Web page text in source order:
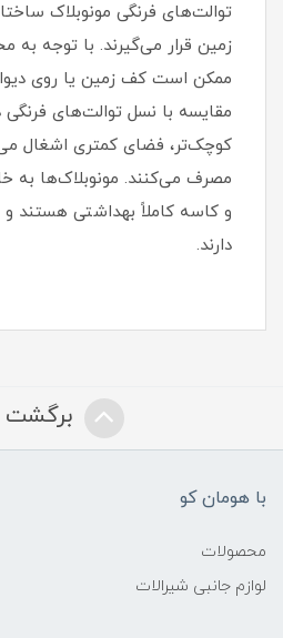
توالت‌های فرنگی مونوبلاک
زمین قرار می‌گیرند. با توجه
ممکن است کف زمین یا روی
مقایسه با نسل توالت‌های
کوچک‌تر، فضای کمتری اشغال
مصرف می‌کنند. مونوبلاک‌ها به
و کاسه کاملاً بهداشتی
دارند.
برگشت
با هومان کو
محصولات
لوازم جانبی شیرالات